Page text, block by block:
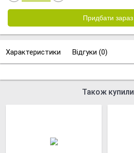
Характеристики Відгуки (0)
Також купили